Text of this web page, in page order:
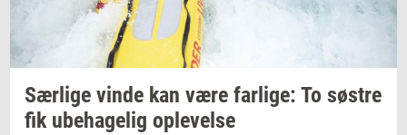
Sær­li­ge vinde kan være far­li­ge: To sø­stre
fik ube­ha­ge­lig op­le­vel­se